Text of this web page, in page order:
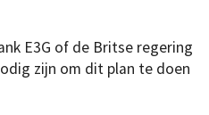
E3G of de Britse regering
zijn om dit plan te doen